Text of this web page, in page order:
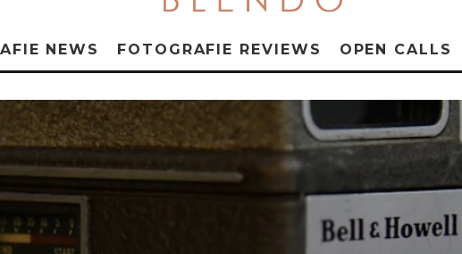
NEWS FOTOGRAFIE REVIEWS OPEN CALLS